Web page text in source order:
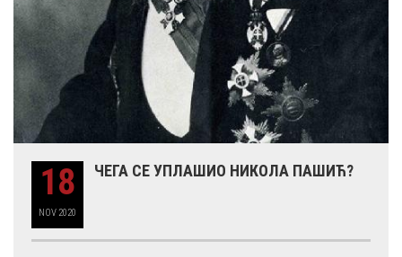
18
NOV 2020
ЧЕГА СЕ УПЛАШИО НИКОЛА ПАШИЋ?